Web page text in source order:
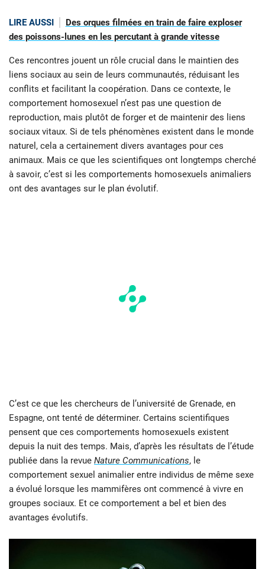
LIRE AUSSI
Des orques filmées en train de faire exploser
des poissons-lunes en les percutant à grande vitesse
Ces rencontres jouent un rôle crucial dans le maintien des
liens sociaux au sein de leurs communautés, réduisant les
conflits et facilitant la coopération. Dans ce contexte, le
comportement homosexuel n’est pas une question de
reproduction, mais plutôt de forger et de maintenir des liens
sociaux vitaux. Si de tels phénomènes existent dans le monde
naturel, cela a certainement divers avantages pour ces
animaux. Mais ce que les scientifiques ont longtemps cherché
à savoir, c’est si les comportements homosexuels animaliers
ont des avantages sur le plan évolutif.
C’est ce que les chercheurs de l’université de Grenade, en
Espagne, ont tenté de déterminer. Certains scientifiques
pensent que ces comportements homosexuels existent
depuis la nuit des temps. Mais, d’après les résultats de l’étude
publiée dans la revue Nature Communications, le
comportement sexuel animalier entre individus de même sexe
a évolué lorsque les mammifères ont commencé à vivre en
groupes sociaux. Et ce comportement a bel et bien des
avantages évolutifs.